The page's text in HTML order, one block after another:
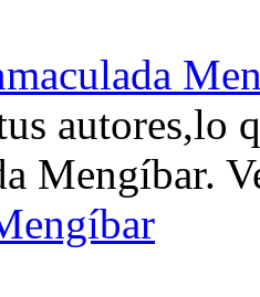
autores,lo
Mengíbar.